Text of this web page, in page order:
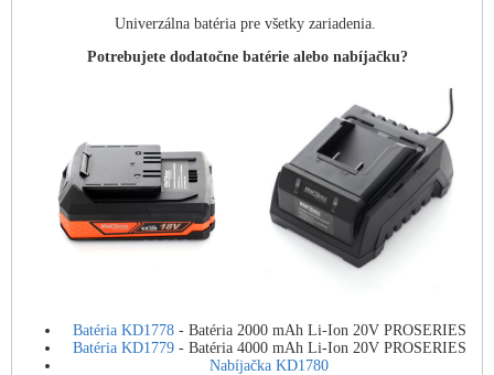
Univerzálna batéria pre všetky zariadenia.
Potrebujete dodatočne batérie alebo nabíjačku?
Batéria KD1778- Batéria 2000 mAh Li-Ion 20V PROSERIES
Batéria KD1779- Batéria 4000 mAh Li-Ion 20V PROSERIES
Nabíjačka KD1780